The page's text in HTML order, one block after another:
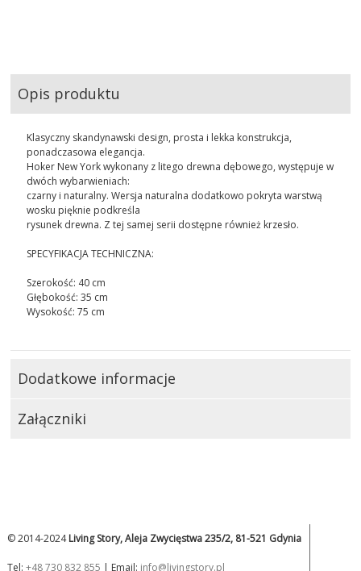
Opis produktu
Klasyczny skandynawski design, prosta i lekka konstrukcja,
ponadczasowa elegancja.
Hoker New York wykonany z litego drewna dębowego, występuje w
dwóch wybarwieniach:
czarny i naturalny. Wersja naturalna dodatkowo pokryta warstwą
wosku pięknie podkreśla
rysunek drewna. Z tej samej serii dostępne również krzesło.
SPECYFIKACJA TECHNICZNA:
Szerokość: 40 cm
Głębokość: 35 cm
Wysokość: 75 cm
Dodatkowe informacje
Załączniki
© 2014-2024Living Story, Aleja Zwycięstwa 235/2, 81-521 Gdynia
Tel: +48 730 832 855 | Email: info@livingstory.pl